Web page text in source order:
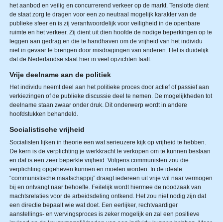
het aanbod en veilig en concurrerend verkeer op de markt. Tenslotte dient
de staat zorg te dragen voor een zo neutraal mogelijk karakter van de
publieke sfeer en is zij verantwoordelijk voor veiligheid in de openbare
ruimte en het verkeer. Zij dient uit dien hoofde de nodige beperkingen op te
leggen aan gedrag en die te handhaven om de vrijheid van het individu
niet in gevaar te brengen door misdragingen van anderen. Het is duidelijk
dat de Nederlandse staat hier in veel opzichten faalt.
Vrije deelname aan de politiek
Het individu neemt deel aan het politieke proces door actief of passief aan
verkiezingen of de publieke discussie deel te nemen. De mogelijkheden tot
deelname staan zwaar onder druk. Dit onderwerp wordt in andere
hoofdstukken behandeld.
Socialistische vrijheid
Socialisten lijken in theorie een wat serieuzere kijk op vrijheid te hebben.
De kern is de verplichting je werkkracht te verkopen om te kunnen bestaan
en dat is een zeer beperkte vrijheid. Volgens communisten zou die
verplichting opgeheven kunnen en moeten worden. In de ideale
“communistische maatschappij” draagt iedereen uit vrije wil naar vermogen
bij en ontvangt naar behoefte. Feitelijk wordt hiermee de noodzaak van
machtsrelaties voor de arbeidsdeling ontkend. Het zou niet nodig zijn dat
een directie bepaalt wie wat doet. Een eerlijker, rechtvaardiger
aanstellings- en wervings­proces is zeker mogelijk en zal een positieve